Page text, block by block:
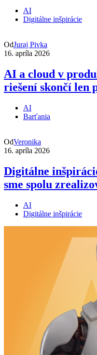
AI
Digitálne inšpirácie
OdJuraj Pivka
16. apríla 2026
AI a cloud v
riešení skončí len
AI
Barťania
OdVeronika
16. apríla 2026
Digitálne
sme spolu
AI
Digitálne inšpirácie